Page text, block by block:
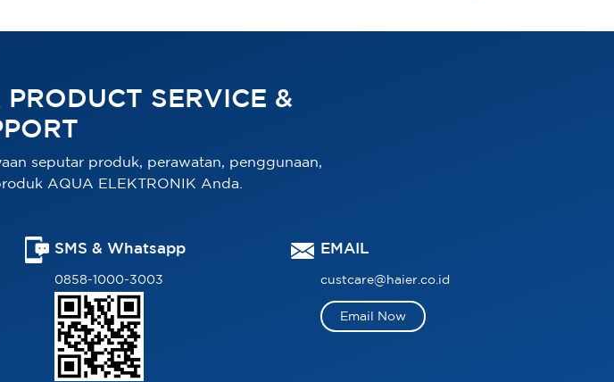
SERVICE &
seputar produk, perawatan, penggunaan,
AQUA ELEKTRONIK Anda.
SMS & Whatsapp
0858-1000-3003
EMAIL
custcare@haier.co.id
Email Now